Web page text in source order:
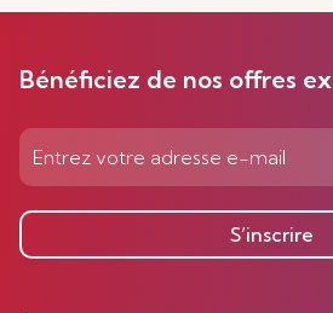
Bénéficiez de nos offres
S’inscrire